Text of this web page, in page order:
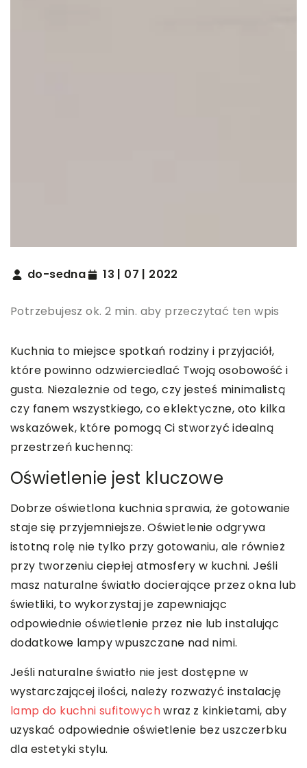
do-sedna 13 | 07 | 2022
Potrzebujesz ok. 2 min. aby przeczytać ten wpis
Kuchnia to miejsce spotkań rodziny i przyjaciół,
które powinno odzwierciedlać Twoją osobowość i
gusta. Niezależnie od tego, czy jesteś minimalistą
czy fanem wszystkiego, co eklektyczne, oto kilka
wskazówek, które pomogą Ci stworzyć idealną
przestrzeń kuchenną:
Oświetlenie jest kluczowe
Dobrze oświetlona kuchnia sprawia, że gotowanie
staje się przyjemniejsze. Oświetlenie odgrywa
istotną rolę nie tylko przy gotowaniu, ale również
przy tworzeniu ciepłej atmosfery w kuchni. Jeśli
masz naturalne światło docierające przez okna lub
świetliki, to wykorzystaj je zapewniając
odpowiednie oświetlenie przez nie lub instalując
dodatkowe lampy wpuszczane nad nimi.
Jeśli naturalne światło nie jest dostępne w
wystarczającej ilości, należy rozważyć instalację
lamp do kuchni sufitowychwraz z kinkietami, aby
uzyskać odpowiednie oświetlenie bez uszczerbku
dla estetyki stylu.